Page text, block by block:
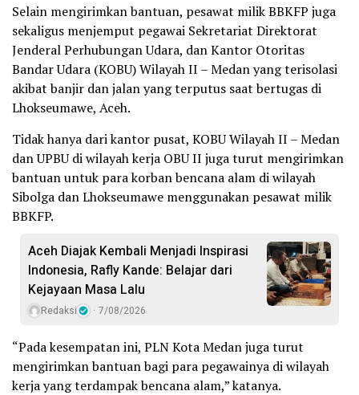
Selain mengirimkan bantuan, pesawat milik BBKFP juga
sekaligus menjemput pegawai Sekretariat Direktorat
Jenderal Perhubungan Udara, dan Kantor Otoritas
Bandar Udara (KOBU) Wilayah II – Medan yang terisolasi
akibat banjir dan jalan yang terputus saat bertugas di
Lhokseumawe, Aceh.
Tidak hanya dari kantor pusat, KOBU Wilayah II – Medan
dan UPBU di wilayah kerja OBU II juga turut mengirimkan
bantuan untuk para korban bencana alam di wilayah
Sibolga dan Lhokseumawe menggunakan pesawat milik
BBKFP.
Aceh Diajak Kembali Menjadi Inspirasi
Indonesia, Rafly Kande: Belajar dari
Kejayaan Masa Lalu
Redaksi 7/08/2026
“Pada kesempatan ini, PLN Kota Medan juga turut
mengirimkan bantuan bagi para pegawainya di wilayah
kerja yang terdampak bencana alam,” katanya.